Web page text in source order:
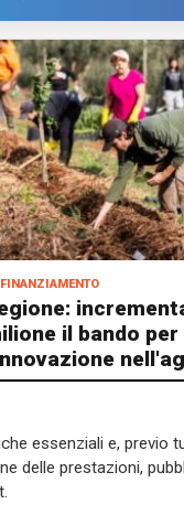
il bando per
essenziali e, previo
delle prestazioni,